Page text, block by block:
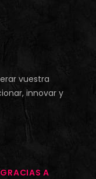
vuestra
innovar y
A